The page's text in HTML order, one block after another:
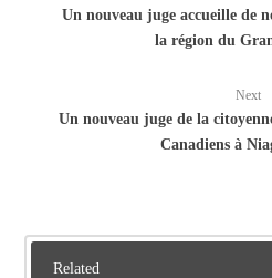
Un nouveau juge accueille de
la région du
Next
Un nouveau juge de la
Canadiens à
Related